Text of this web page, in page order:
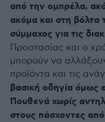
από την ομπρέλα,
ακόμα και στη βόλτα
σύμμαχος για τις
Προστασίας και ο
μπορούν να
προϊόντα και τις
βασική οδηγία όμως
Πουθενά χωρίς
στους πάσχοντες από